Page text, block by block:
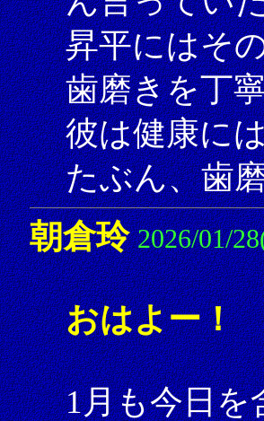
昇平にはそ
歯磨きを丁
彼は健康に
たぶん、歯
朝倉玲 2026/01/
おはよー！
1月も今日を